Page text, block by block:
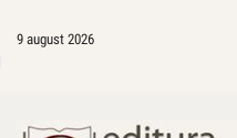
9 august 2026